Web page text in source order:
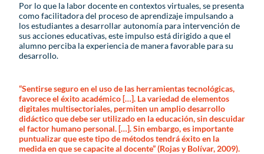
Por lo que la labor docente en contextos virtuales, se presenta
como facilitadora del proceso de aprendizaje impulsando a
los estudiantes a desarrollar autonomía para intervención de
sus acciones educativas, este impulso está dirigido a que el
alumno perciba la experiencia de manera favorable para su
desarrollo.
“Sentirse seguro en el uso de las herramientas tecnológicas,
favorece el éxito académico […]. La variedad de elementos
digitales multisectoriales, permiten un amplio desarrollo
didáctico que debe ser utilizado en la educación, sin descuidar
el factor humano personal. […]. Sin embargo, es importante
puntualizar que este tipo de métodos tendrá éxito en la
medida en que se capacite al docente” (Rojas y Bolívar, 2009).